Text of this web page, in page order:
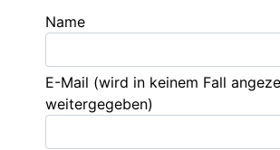
Name
E-Mail (wird in keinem Fall
weitergegeben)